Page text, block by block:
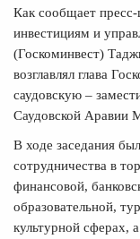
Как сообщает пресс-
инвестициям и
(Госкоминвест)
возглавлял глава
саудовскую –
Саудовской Аравии
В ходе заседания
сотрудничества в
финансовой,
образовательной,
культурной сферах,